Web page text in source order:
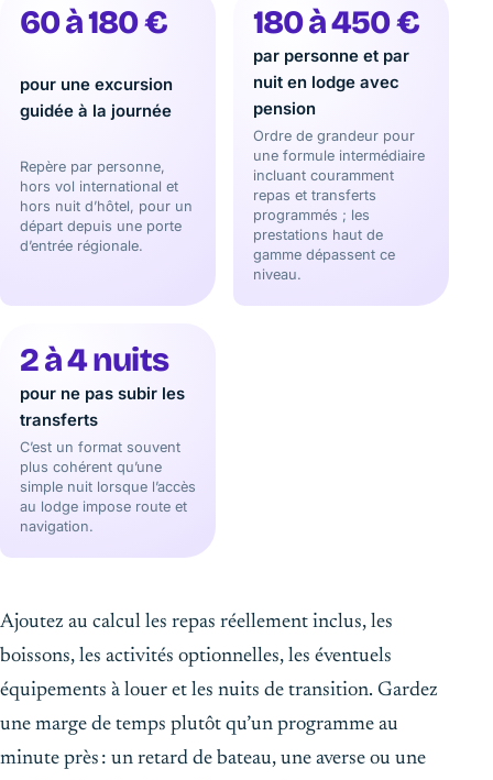
60 à 180 €
pour une excursion
guidée à la journée
Repère par personne,
hors vol international et
hors nuit d’hôtel, pour un
départ depuis une porte
d’entrée régionale.
180 à 450 €
par personne et par
nuit en lodge avec
pension
Ordre de grandeur pour
une formule intermédiaire
incluant couramment
repas et transferts
programmés ; les
prestations haut de
gamme dépassent ce
niveau.
2 à 4 nuits
pour ne pas subir les
transferts
C’est un format souvent
plus cohérent qu’une
simple nuit lorsque l’accès
au lodge impose route et
navigation.
Ajoutez au calcul les repas réellement inclus, les
boissons, les activités optionnelles, les éventuels
équipements à louer et les nuits de transition. Gardez
une marge de temps plutôt qu’un programme au
minute près : un retard de bateau, une averse ou une